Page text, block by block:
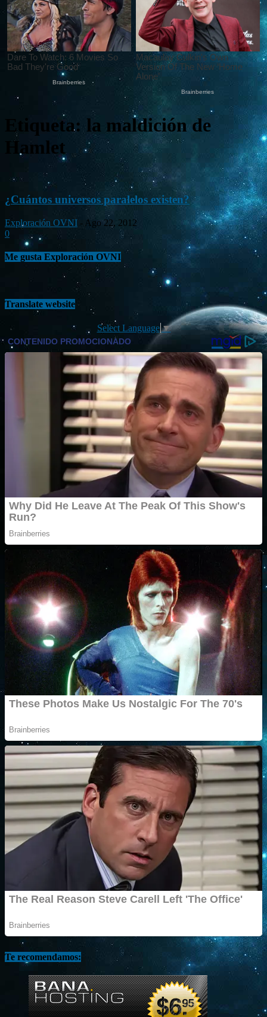
Etiqueta: la maldición de
Hamlet
¿Cuántos universos paralelos existen?
Exploración OVNI - Ago 22, 2012
0
Me gusta Exploración OVNI
Translate website
Select Language▼
Te recomendamos: